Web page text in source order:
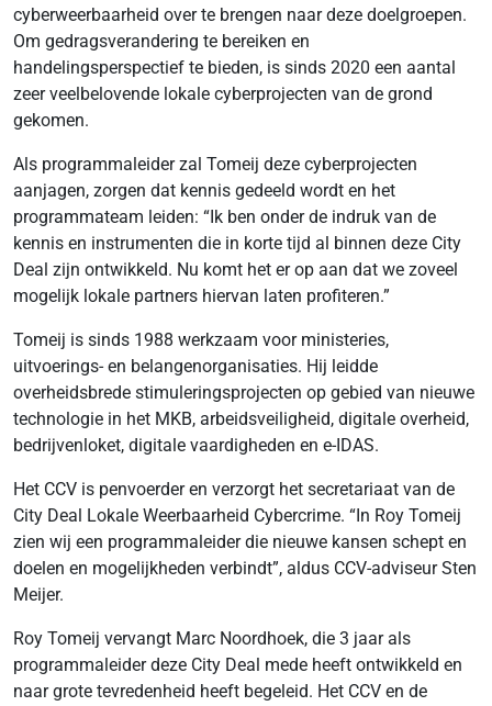
cyberweerbaarheid over te brengen naar deze doelgroepen.
Om gedragsverandering te bereiken en
handelingsperspectief te bieden, is sinds 2020 een aantal
zeer veelbelovende lokale cyberprojecten van de grond
gekomen.
Als programmaleider zal Tomeij deze cyberprojecten
aanjagen, zorgen dat kennis gedeeld wordt en het
programmateam leiden: “Ik ben onder de indruk van de
kennis en instrumenten die in korte tijd al binnen deze City
Deal zijn ontwikkeld. Nu komt het er op aan dat we zoveel
mogelijk lokale partners hiervan laten profiteren.”
Tomeij is sinds 1988 werkzaam voor ministeries,
uitvoerings- en belangenorganisaties. Hij leidde
overheidsbrede stimuleringsprojecten op gebied van nieuwe
technologie in het MKB, arbeidsveiligheid, digitale overheid,
bedrijvenloket, digitale vaardigheden en e-IDAS.
Het CCV is penvoerder en verzorgt het secretariaat van de
City Deal Lokale Weerbaarheid Cybercrime. “In Roy Tomeij
zien wij een programmaleider die nieuwe kansen schept en
doelen en mogelijkheden verbindt”, aldus CCV-adviseur Sten
Meijer.
Roy Tomeij vervangt Marc Noordhoek, die 3 jaar als
programmaleider deze City Deal mede heeft ontwikkeld en
naar grote tevredenheid heeft begeleid. Het CCV en de